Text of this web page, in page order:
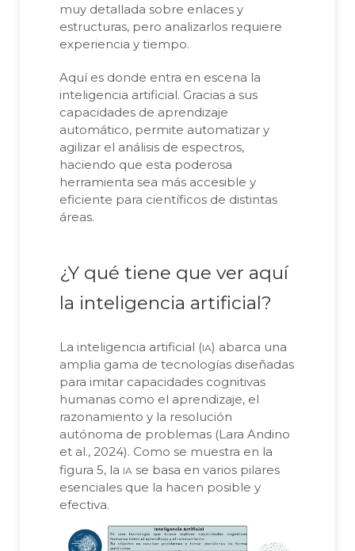
muy detallada sobre enlaces y
estructuras, pero analizarlos requiere
experiencia y tiempo.
Aquí es donde entra en escena la
inteligencia artificial. Gracias a sus
capacidades de aprendizaje
automático, permite automatizar y
agilizar el análisis de espectros,
haciendo que esta poderosa
herramienta sea más accesible y
eficiente para científicos de distintas
áreas.
¿Y qué tiene que ver aquí
la inteligencia artificial?
La inteligencia artificial (ia) abarca una
amplia gama de tecnologías diseñadas
para imitar capacidades cognitivas
humanas como el aprendizaje, el
razonamiento y la resolución
autónoma de problemas (Lara Andino
et al., 2024). Como se muestra en la
figura 5, la ia se basa en varios pilares
esenciales que la hacen posible y
efectiva.